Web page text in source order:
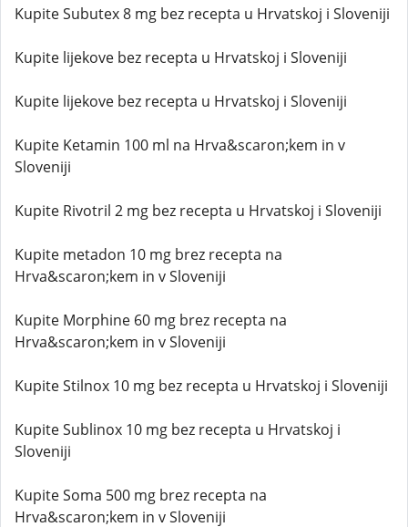
Kupite Subutex 8 mg bez recepta u Hrvatskoj i Sloveniji
Kupite lijekove bez recepta u Hrvatskoj i Sloveniji
Kupite lijekove bez recepta u Hrvatskoj i Sloveniji
Kupite Ketamin 100 ml na Hrva&scaron;kem in v
Sloveniji
Kupite Rivotril 2 mg bez recepta u Hrvatskoj i Sloveniji
Kupite metadon 10 mg brez recepta na
Hrva&scaron;kem in v Sloveniji
Kupite Morphine 60 mg brez recepta na
Hrva&scaron;kem in v Sloveniji
Kupite Stilnox 10 mg bez recepta u Hrvatskoj i Sloveniji
Kupite Sublinox 10 mg bez recepta u Hrvatskoj i
Sloveniji
Kupite Soma 500 mg brez recepta na
Hrva&scaron;kem in v Sloveniji